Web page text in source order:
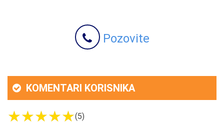
Pozovite
KOMENTARI KORISNIKA
(5)